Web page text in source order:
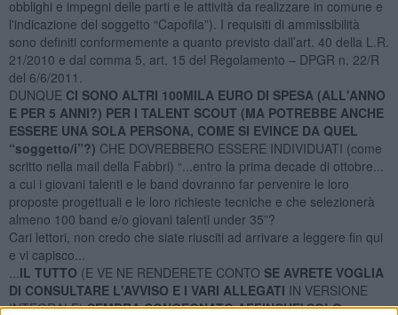
obblighi e impegni delle parti e le attività da realizzare in comune e
l'indicazione del soggetto “Capofila”). I requisiti di ammissibilità
sono definiti conformemente a quanto previsto dall’art. 40 della L.R.
21/2010 e dal comma 5, art. 15 del Regolamento – DPGR n. 22/R
del 6/6/2011.
DUNQUE CI SONO ALTRI 100MILA EURO DI SPESA (ALL'ANNO
E PER 5 ANNI?) PER I TALENT SCOUT (MA POTREBBE ANCHE
ESSERE UNA SOLA PERSONA, COME SI EVINCE DA QUEL
“soggetto/i”?) CHE DOVREBBERO ESSERE INDIVIDUATI (come
scritto nella mail della Fabbri) “...entro la prima decade di ottobre...
a cui i giovani talenti e le band dovranno far pervenire le loro
proposte progettuali e le loro richieste tecniche e che selezionerà
almeno 100 band e/o giovani talenti under 35”?
Cari lettori, non credo che siate riusciti ad arrivare a leggere fin qui
e vi capisco...
IL TUTTO (E VE NE RENDERETE CONTO SE AVRETE VOGLIA
DI CONSULTARE L'AVVISO E I VARI ALLEGATI IN VERSIONE
INTEGRALE)SEMBRA CONGEGNATO AFFINCHE' SOLO